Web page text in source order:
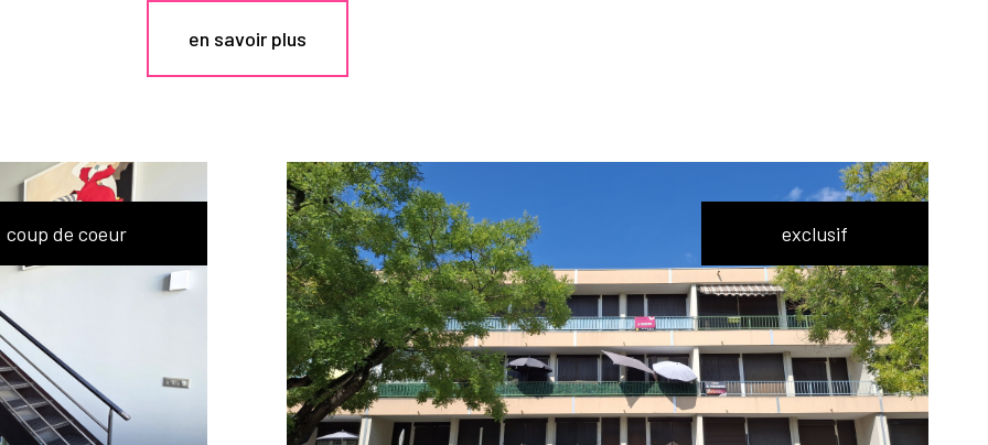
en savoir plus
coup de coeur exclusif
voir le
bien